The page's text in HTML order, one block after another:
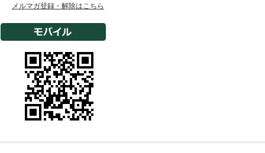
メルマガ登録・解除はこちら